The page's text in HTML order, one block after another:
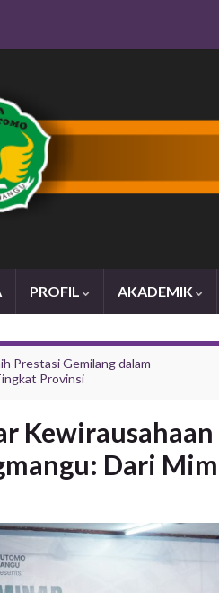
PROFIL AKADEMIK
Prestasi Gemilang dalam
Provinsi
Dari